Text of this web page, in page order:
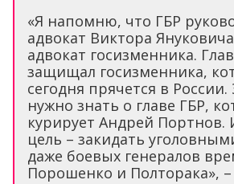
«Я напомню, что ГБР
адвокат Виктора
адвокат госизменника.
защищал госизменника,
сегодня прячется в России.
нужно знать о главе ГБР,
курирует Андрей Портнов.
цель – закидать
даже боевых генералов
Порошенко и Полторака», –